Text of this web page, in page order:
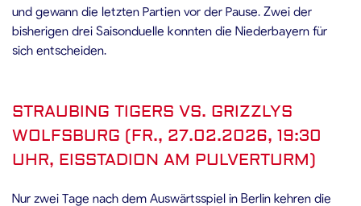
und gewann die letzten Partien vor der Pause. Zwei der
bisherigen drei Saisonduelle konnten die Niederbayern für
sich entscheiden.
STRAUBING TIGERS VS. GRIZZLYS
WOLFSBURG (FR., 27.02.2026, 19:30
UHR, EISSTADION AM PULVERTURM)
Nur zwei Tage nach dem Auswärtsspiel in Berlin kehren die